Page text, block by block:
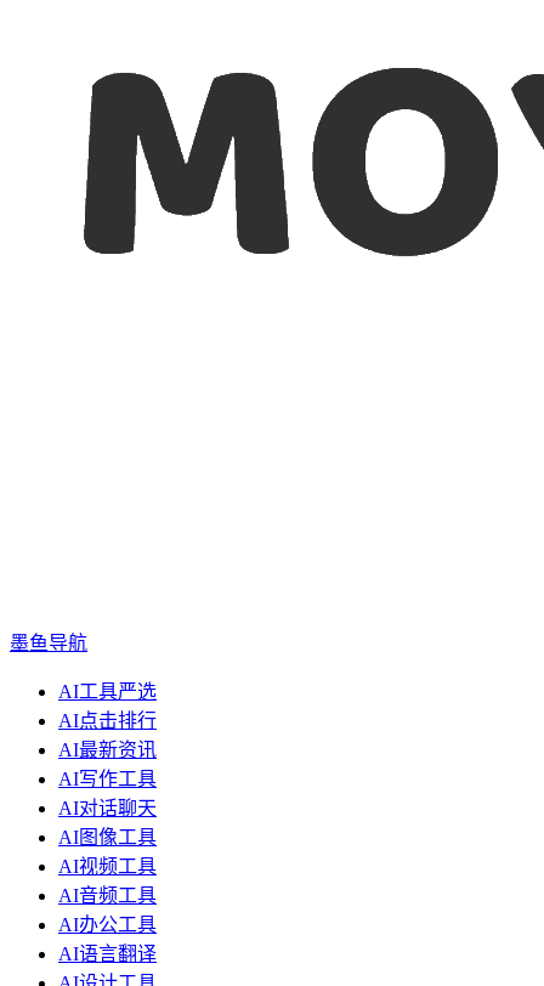
墨鱼导航
AI工具严选
AI点击排行
AI最新资讯
AI写作工具
AI对话聊天
AI图像工具
AI视频工具
AI音频工具
AI办公工具
AI语言翻译